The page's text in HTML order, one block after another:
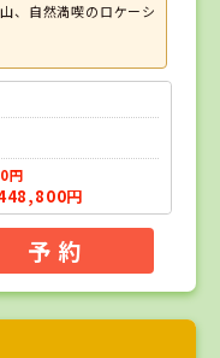
、自然満喫のロケーシ
円
円
予 約